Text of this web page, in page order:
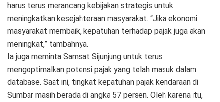
harus terus merancang kebijakan strategis untuk
meningkatkan kesejahteraan masyarakat. “Jika ekonomi
masyarakat membaik, kepatuhan terhadap pajak juga akan
meningkat,” tambahnya.
Ia juga meminta Samsat Sijunjung untuk terus
mengoptimalkan potensi pajak yang telah masuk dalam
database. Saat ini, tingkat kepatuhan pajak kendaraan di
Sumbar masih berada di angka 57 persen. Oleh karena itu,